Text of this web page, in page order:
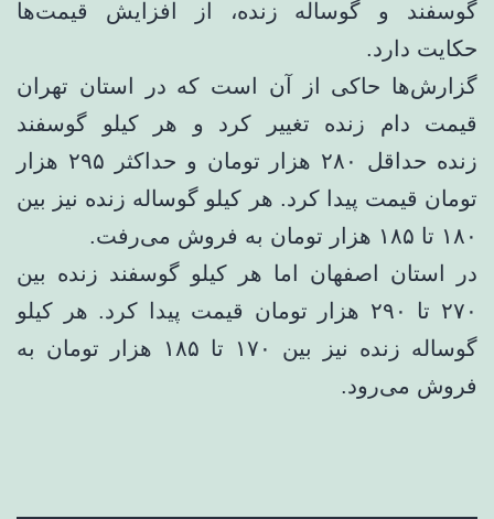
گوسفند و گوساله زنده، از افزایش قیمت‌ها
حکایت دارد.
گزارش‌ها حاکی از آن است که در استان تهران
قیمت دام زنده تغییر کرد و هر کیلو گوسفند
زنده حداقل ۲۸۰ هزار تومان و حداکثر ۲۹۵ هزار
تومان قیمت پیدا کرد. هر کیلو گوساله زنده نیز بین
۱۸۰ تا ۱۸۵ هزار تومان به فروش می‌رفت.
در استان اصفهان اما هر کیلو گوسفند زنده بین
۲۷۰ تا ۲۹۰ هزار تومان قیمت پیدا کرد. هر کیلو
گوساله زنده نیز بین ۱۷۰ تا ۱۸۵ هزار تومان به
فروش می‌رود.